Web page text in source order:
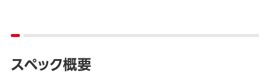
スペック概要